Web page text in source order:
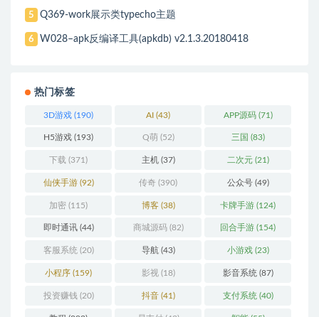
5 Q369-work展示类typecho主题
6 W028–apk反编译工具(apkdb) v2.1.3.20180418
热门标签
3D游戏 (190) AI (43) APP源码(71)
H5游戏 (193) Q萌 (52) 三国 (83)
下载 (371) 主机(37) 二次元(21)
仙侠手游(92) 传奇 (390) 公众号(49)
加密 (115) 博客(38) 卡牌手游 (124)
即时通讯(44) 商城源码(82) 回合手游 (154)
客服系统 (20) 导航(43) 小游戏(23)
小程序 (159) 影视(18) 影音系统 (87)
投资赚钱 (20) 抖音(41) 支付系统 (40)